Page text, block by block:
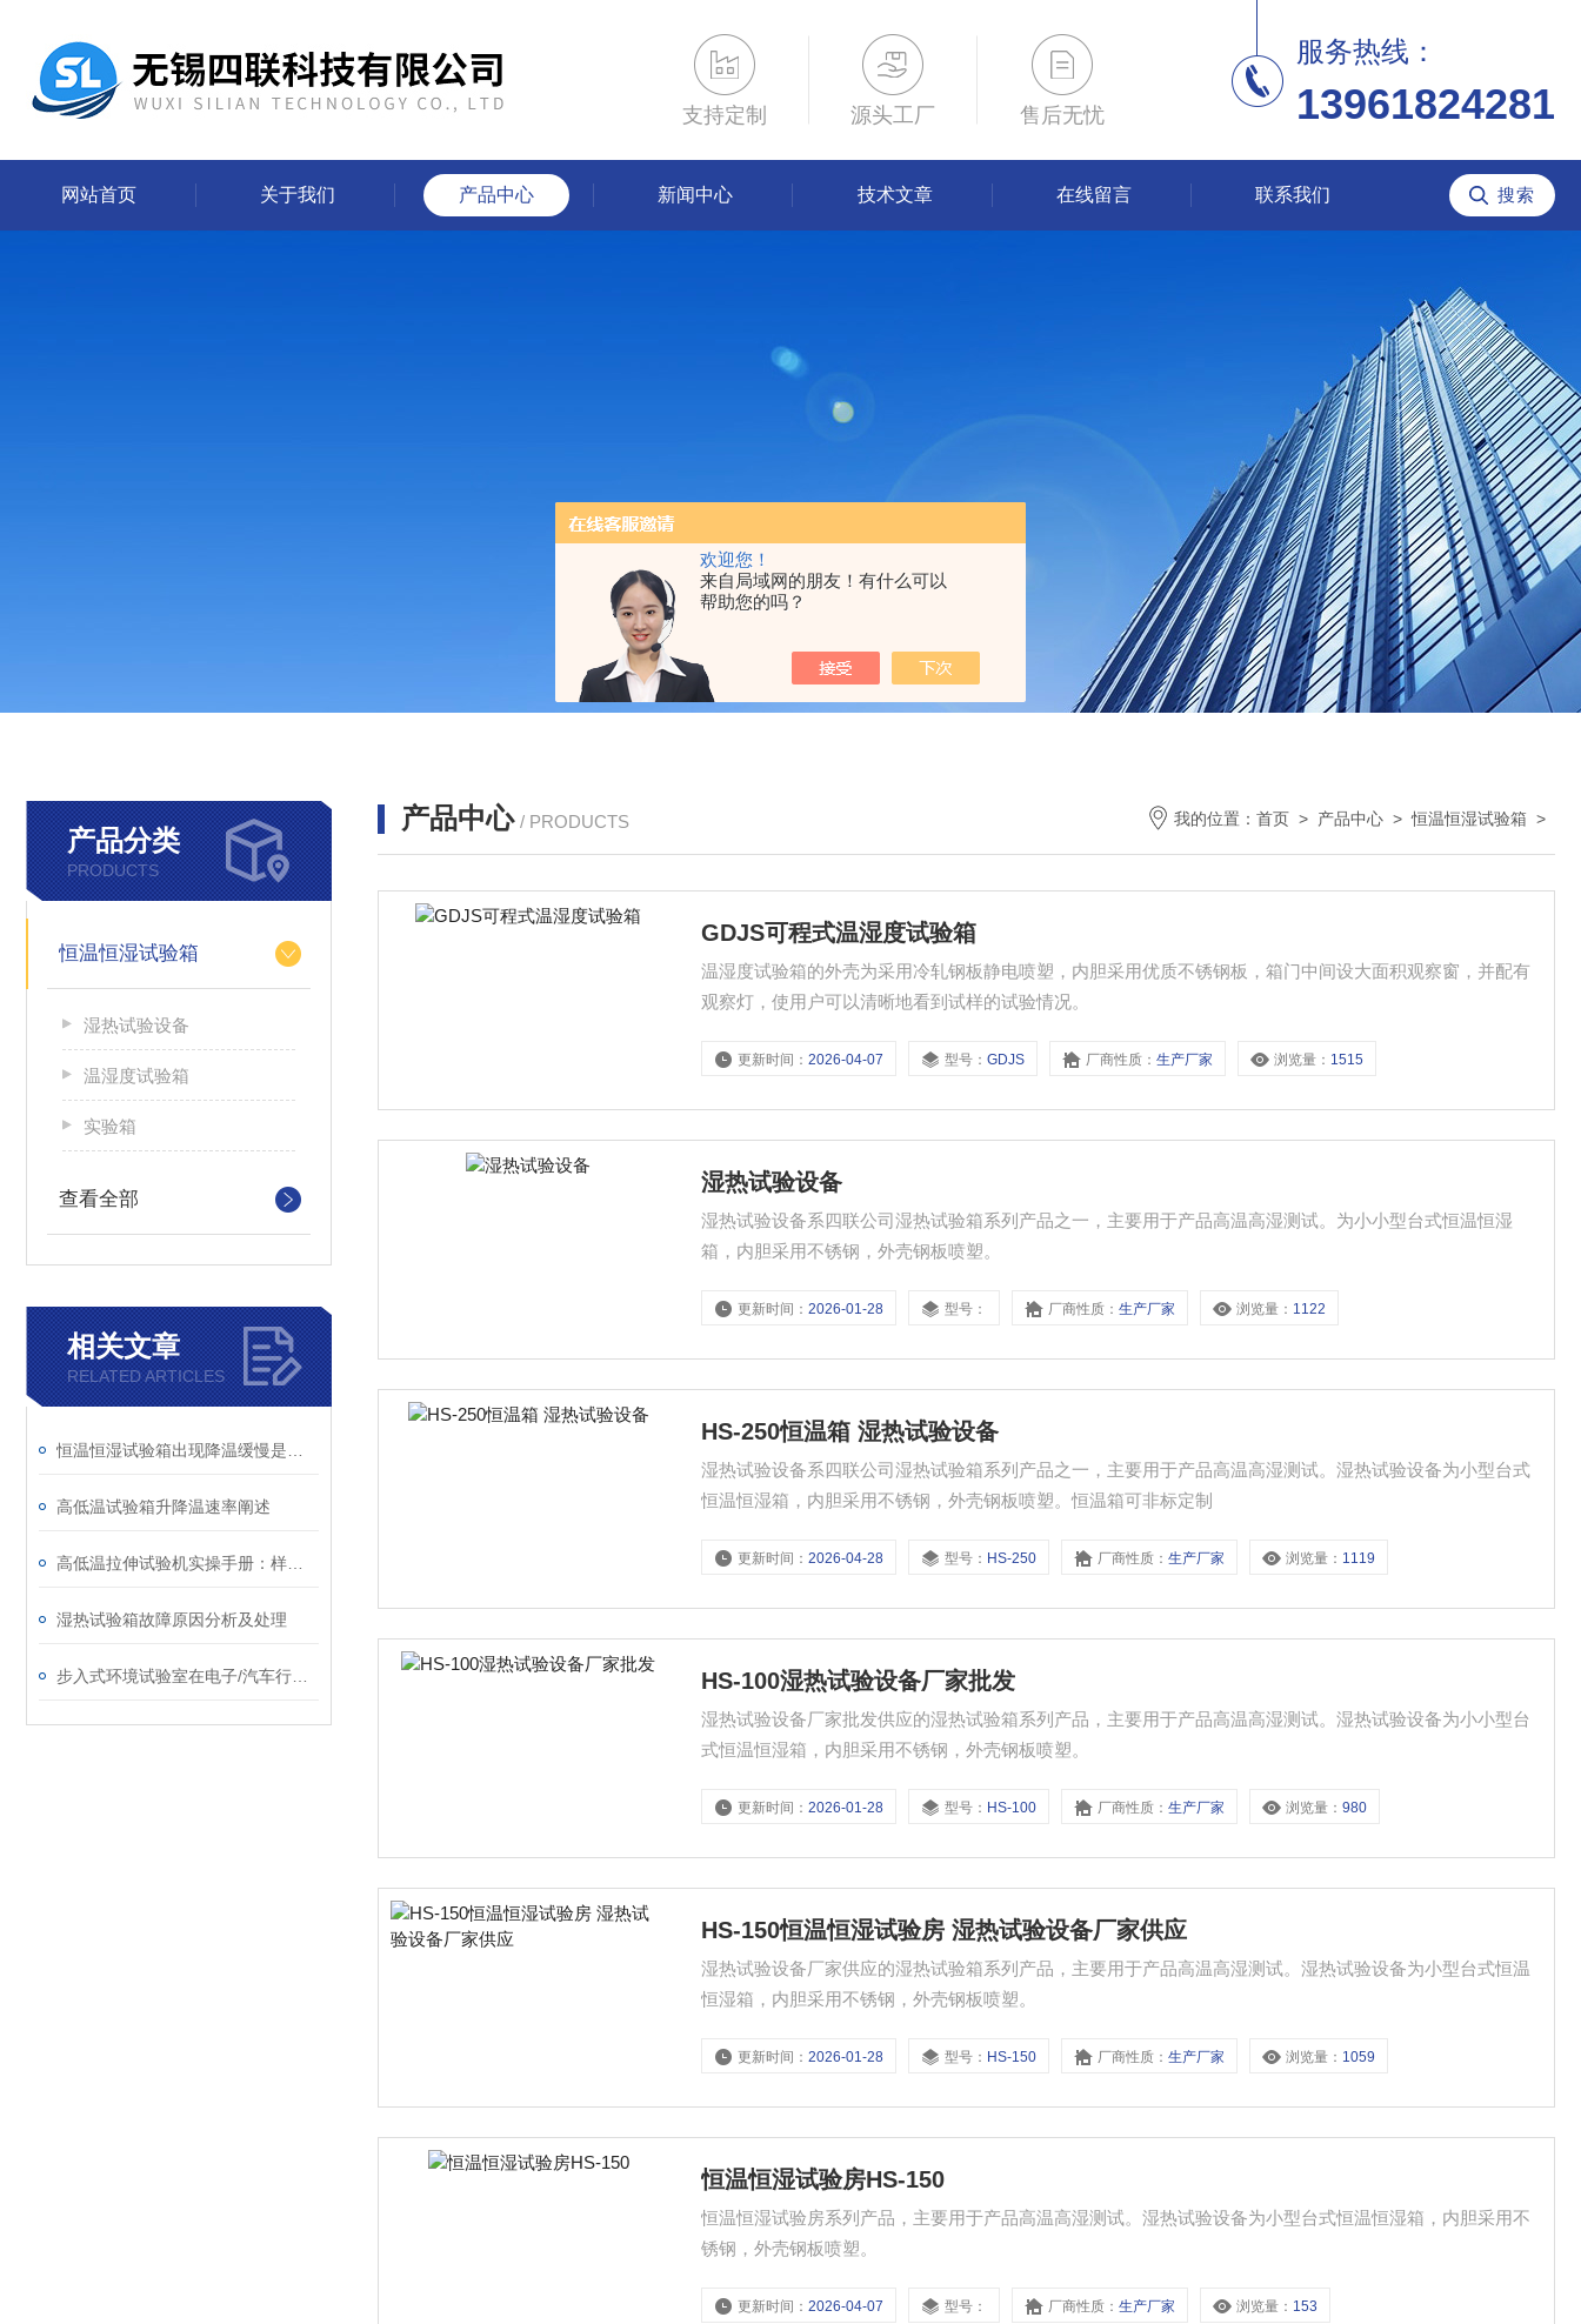
欢迎您！
来自局域网的朋友！有什么可以
帮助您的吗？
支持定制 源头工厂 售后无忧
服务热线：
13961824281
网站首页 关于我们 产品中心 新闻中心 技术文章 在线留言 联系我们
产品分类
PRODUCTS
恒温恒湿试验箱
湿热试验设备
温湿度试验箱
实验箱
查看全部
相关文章
RELATED ARTICLES
高低温试验箱升降温速率阐述
湿热试验箱故障原因分析及处理
产品中心 / PRODUCTS 我的位置： 首页 > 产品中心 >恒温恒湿试验箱 >
GDJS可程式温湿度试验箱
温湿度试验箱的外壳为采用冷轧钢板静电喷塑，内胆采用优质不锈钢板，箱门中间设大面积观察窗，并配有
观察灯，使用户可以清晰地看到试样的试验情况。
更新时间：2026-04-07 型号：GDJS 厂商性质：生产厂家 浏览量： 1515
湿热试验设备
湿热试验设备系四联公司湿热试验箱系列产品之一，主要用于产品高温高湿测试。为小小型台式恒温恒湿
箱，内胆采用不锈钢，外壳钢板喷塑。
更新时间：2026-01-28 型号： 厂商性质：生产厂家 浏览量： 1122
HS-250恒温箱 湿热试验设备
湿热试验设备系四联公司湿热试验箱系列产品之一，主要用于产品高温高湿测试。湿热试验设备为小型台式
恒温恒湿箱，内胆采用不锈钢，外壳钢板喷塑。恒温箱可非标定制
更新时间：2026-04-28 型号： HS-250 厂商性质：生产厂家 浏览量： 1119
HS-100湿热试验设备厂家批发
湿热试验设备厂家批发供应的湿热试验箱系列产品，主要用于产品高温高湿测试。湿热试验设备为小小型台
式恒温恒湿箱，内胆采用不锈钢，外壳钢板喷塑。
更新时间：2026-01-28 型号： HS-100 厂商性质：生产厂家 浏览量：980
HS-150恒温恒湿试验房 湿热试验设备厂家供应
湿热试验设备厂家供应的湿热试验箱系列产品，主要用于产品高温高湿测试。湿热试验设备为小型台式恒温
恒湿箱，内胆采用不锈钢，外壳钢板喷塑。
更新时间：2026-01-28 型号： HS-150 厂商性质：生产厂家 浏览量： 1059
恒温恒湿试验房HS-150
恒温恒湿试验房系列产品，主要用于产品高温高湿测试。湿热试验设备为小型台式恒温恒湿箱，内胆采用不
锈钢，外壳钢板喷塑。
更新时间：2026-04-07 型号： 厂商性质：生产厂家 浏览量： 153